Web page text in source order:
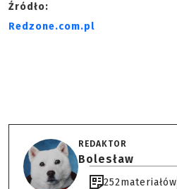
Źródło:
Redzone.com.pl
REDAKTOR
Bolesław
252materiałów